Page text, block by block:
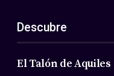
ES
EN
Acerca de nosotros
Miembros
Descubre
El Talón de Aquiles